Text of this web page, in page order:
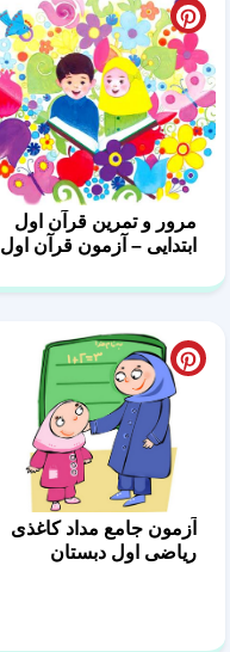
مرور و تمرین قرآن اول
ابتدایی – آزمون قرآن اول
آزمون جامع مداد کاغذی
ریاضی اول دبستان